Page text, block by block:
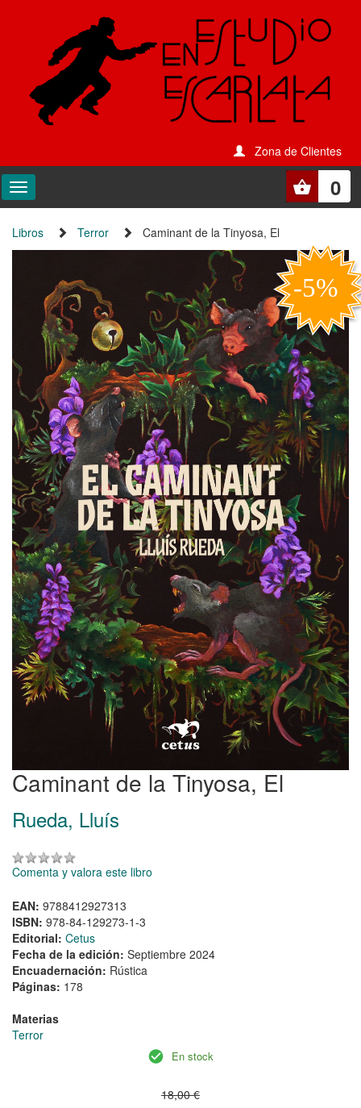
Zona de Clientes
0
Libros Terror Caminant de la Tinyosa, El
Caminant de la Tinyosa, El
Rueda, Lluís
Comenta y valora este libro
EAN: 9788412927313
ISBN: 978-84-129273-1-3
Editorial: Cetus
Fecha de la edición: Septiembre 2024
Encuadernación: Rústica
Páginas: 178
Materias
Terror
En stock
18,00 €